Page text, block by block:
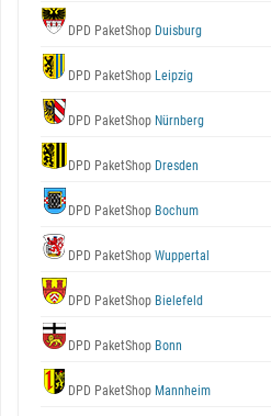
DPD PaketShop Duisburg
DPD PaketShop Leipzig
DPD PaketShop Nürnberg
DPD PaketShop Dresden
DPD PaketShop Bochum
DPD PaketShop Wuppertal
DPD PaketShop Bielefeld
DPD PaketShop Bonn
DPD PaketShop Mannheim